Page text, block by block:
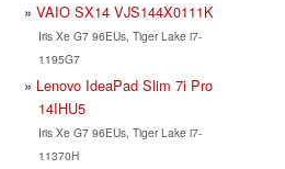
VAIO SX14 VJS144X0111K
Iris Xe G7 96EUs, Tiger Lake i7-
1195G7
Lenovo IdeaPad Slim 7i Pro
14IHU5
Iris Xe G7 96EUs, Tiger Lake i7-
11370H